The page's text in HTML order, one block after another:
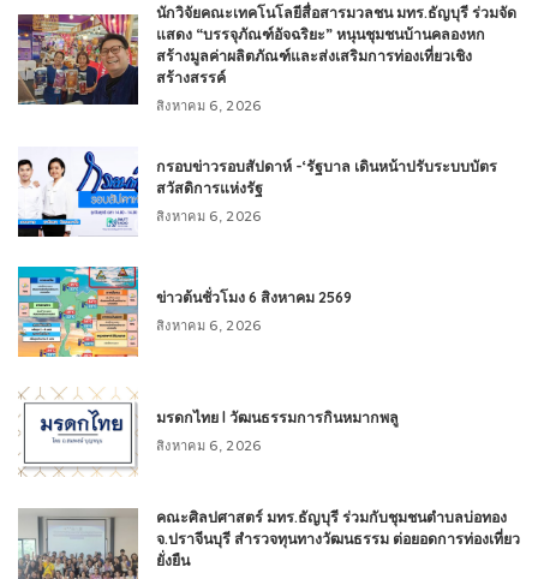
นักวิจัยคณะเทคโนโลยีสื่อสารมวลชน มทร.ธัญบุรี ร่วมจัด
แสดง “บรรจุภัณฑ์อัจฉริยะ” หนุนชุมชนบ้านคลองหก
สร้างมูลค่าผลิตภัณฑ์และส่งเสริมการท่องเที่ยวเชิง
สร้างสรรค์
สิงหาคม 6, 2026
กรอบข่าวรอบสัปดาห์ -‘รัฐบาล เดินหน้าปรับระบบบัตร
สวัสดิการแห่งรัฐ
สิงหาคม 6, 2026
ข่าวต้นชั่วโมง 6 สิงหาคม 2569
สิงหาคม 6, 2026
มรดกไทย l วัฒนธรรมการกินหมากพลู
สิงหาคม 6, 2026
คณะศิลปศาสตร์ มทร.ธัญบุรี ร่วมกับชุมชนตำบลบ่อทอง
จ.ปราจีนบุรี สำรวจทุนทางวัฒนธรรม ต่อยอดการท่องเที่ยว
ยั่งยืน